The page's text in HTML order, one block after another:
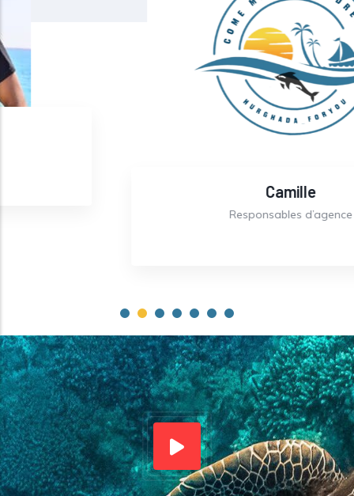
Responsables d’agence